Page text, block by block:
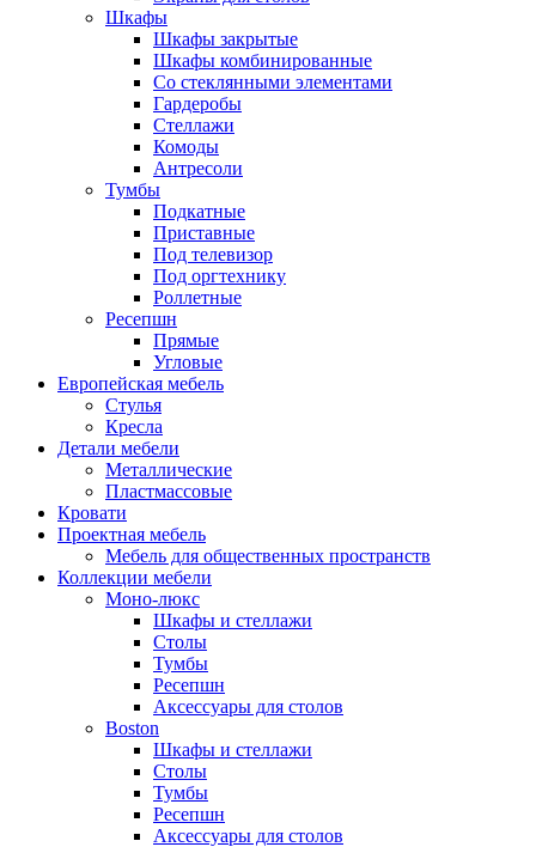
Шкафы
Шкафы закрытые
Шкафы комбинированные
Со стеклянными элементами
Гардеробы
Стеллажи
Комоды
Антресоли
Тумбы
Подкатные
Приставные
Под телевизор
Под оргтехнику
Роллетные
Ресепшн
Прямые
Угловые
Европейская мебель
Стулья
Кресла
Детали мебели
Металлические
Пластмассовые
Кровати
Проектная мебель
Мебель для общественных пространств
Коллекции мебели
Моно-люкс
Шкафы и стеллажи
Столы
Тумбы
Ресепшн
Аксессуары для столов
Boston
Шкафы и стеллажи
Столы
Тумбы
Ресепшн
Аксессуары для столов